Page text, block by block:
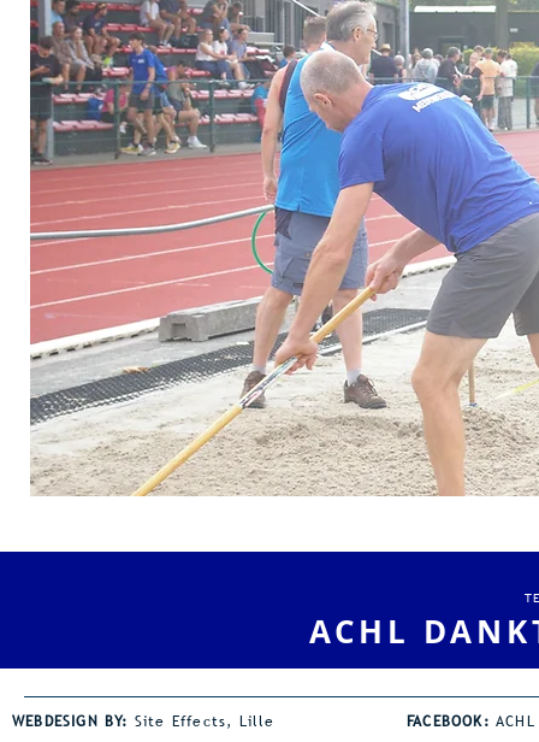
ACHL
WEBDESIGN BY: Site Effects, Lille FACEBOOK:ACHL